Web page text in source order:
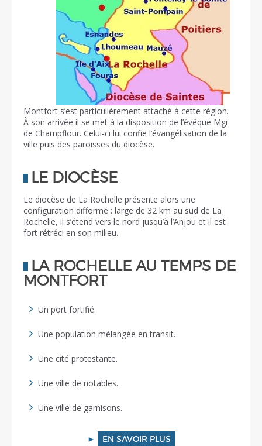
Montfort s’est particulièrement attaché à cette région.
À son arrivée il se met à la disposition de l’évêque Mgr
de Champflour. Celui-ci lui confie l’évangélisation de la
ville puis des paroisses du diocèse.
LE DIOCÈSE
Le diocèse de La Rochelle présente alors une
configuration difforme : large de 32 km au sud de La
Rochelle, il s’étend vers le nord jusqu’à l’Anjou et il est
fort rétréci en son milieu.
LA ROCHELLE AU TEMPS DE
MONTFORT
Un port fortifié.
Une population mélangée en transit.
Une cité protestante.
Une ville de notables.
Une ville de garnisons.
► EN SAVOIR PLUS